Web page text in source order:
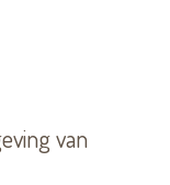
van